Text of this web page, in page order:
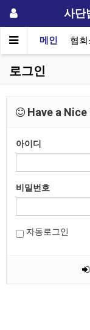
사단
메인 협회
로그인
Have a Nice
아이디
비밀번호
자동로그인